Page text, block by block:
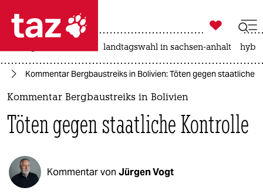
 taz zahl ich
taz zahl ich
politik
öko
gesellschaft

taz zahl ich
landtagswahl in sachsen-anhalt
Kommentar Bergbaustreiks in Bolivien: Töten gegen staatliche
Kommentar Bergbaustreiks in Bolivien
Töten gegen staatliche Kontrolle
Kommentar von Jürgen Vogt